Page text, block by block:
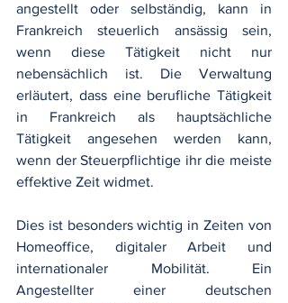
angestellt oder selbständig, kann in
Frankreich steuerlich ansässig sein,
wenn diese Tätigkeit nicht nur
nebensächlich ist. Die Verwaltung
erläutert, dass eine berufliche Tätigkeit
in Frankreich als hauptsächliche
Tätigkeit angesehen werden kann,
wenn der Steuerpflichtige ihr die meiste
effektive Zeit widmet.
Dies ist besonders wichtig in Zeiten von
Homeoffice, digitaler Arbeit und
internationaler Mobilität. Ein
Angestellter einer deutschen